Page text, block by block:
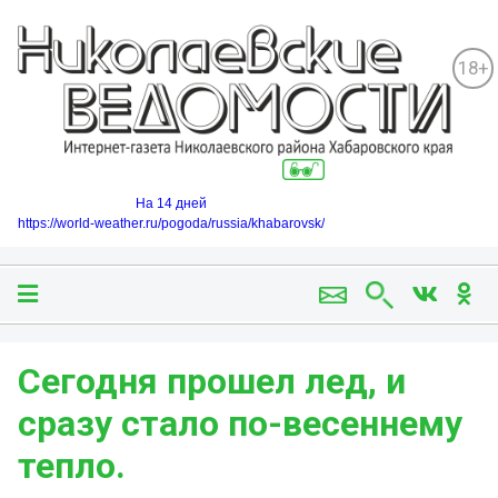
18+
На 14 дней
https://world-weather.ru/pogoda/russia/khabarovsk/
Сегодня прошел лед, и
сразу стало по-весеннему
тепло.